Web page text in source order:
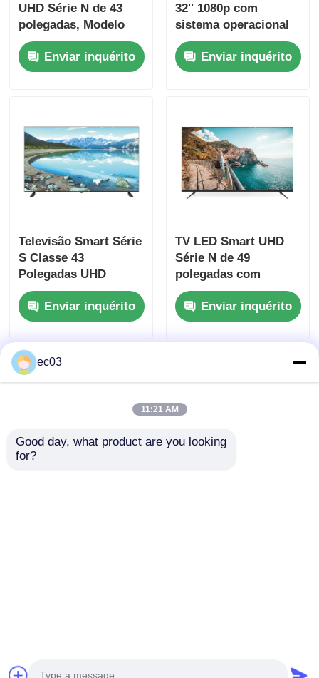
o hd conduziu a tevê
Televisão à prova d'água
UHD Série N de 43
polegadas, Modelo
2025, Smart
Television
Enviar inquérito
32'' 1080p com
sistema operacional
Samsung Tizen e
Samsung App Store
para streaming
Enviar inquérito
Televisão Smart Série
S Classe 43
Polegadas UHD
Smart Television Com
Resolução 4K UHD
Enviar inquérito
TV LED Smart UHD
Série N de 49
polegadas com
resolução 4K 3840 x
2160 Enviar inquérito
ec03
11:21 AM
Good day, what product are you looking
for?